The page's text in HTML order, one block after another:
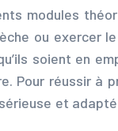
modules
ou exercer
soient en
Pour réussir à
et adaptée